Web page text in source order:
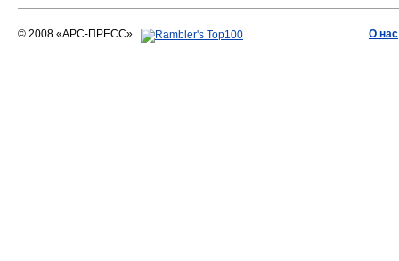
© 2008 «АРС-ПРЕСС» О нас